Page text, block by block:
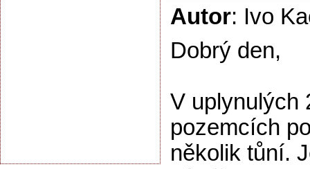
Autor: Ivo
Dobrý den,
V uplynulých
pozemcích
několik tůní.